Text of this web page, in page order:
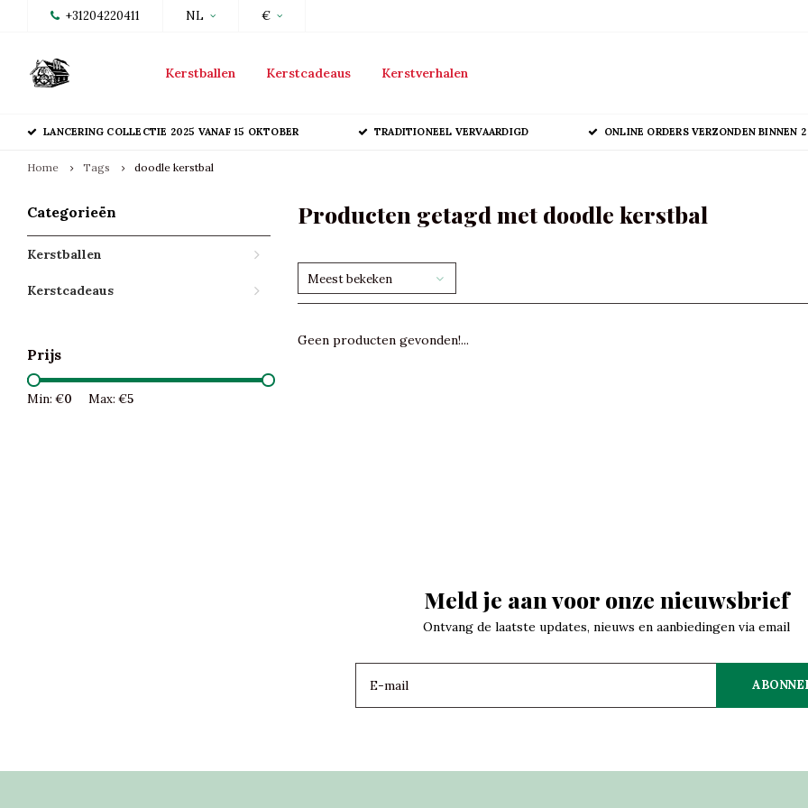
+31204220411 NL €
Kerstballen Kerstcadeaus Kerstverhalen
LANCERING COLLECTIE 2025 VANAF 15 OKTOBER TRADITIONEEL VERVAARDIGD ONLINE ORDERS VERZONDEN BINNEN
Home Tags doodle kerstbal
Categorieën
Kerstballen
Kerstcadeaus
Prijs
Min: €0 Max: €5
Producten getagd met doodle kerstbal
Meest bekeken
Geen producten gevonden!...
Meld je aan voor onze nieuwsbrief
Ontvang de laatste updates, nieuws en aanbiedingen via email